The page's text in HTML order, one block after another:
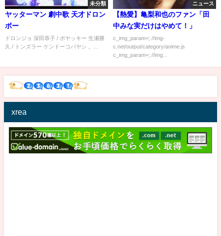
未分類
ヤッターマン 劇中歌 天才ドロン
ボー
ドロンジョ 深田恭子 / ボヤッキー 生瀬勝
久 / トンズラー ケンドーコバヤシ 。...
ニュース
【熱愛】亀梨和也のファン「田
中みな実だけはやめて！」
c_img_param=; //img-
c.net/output/category/anime.js
c_img_param=; //img...
xrea